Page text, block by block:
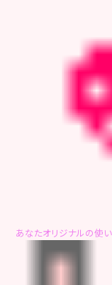
あなたオリジナルの使